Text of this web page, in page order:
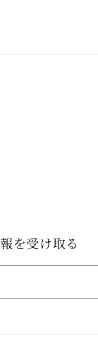
を受け取る